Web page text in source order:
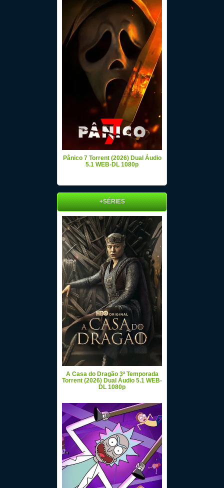
Pânico 7 Torrent (2026) Dual Áudio
5.1 WEB-DL 1080p
+SÉRIES
A Casa do Dragão 3ª Temporada
Torrent (2026) Dual Áudio 5.1 WEB-
DL 1080p